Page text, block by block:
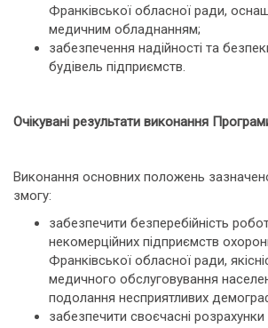
Франківської обласної ради,
медичним обладнанням;
забезпечення надійності та
будівель підприємств.
Очікувані результати виконання
Виконання основних положень
змогу:
забезпечити безперебійність
некомерційних підприємств
Франківської обласної ради,
медичного обслуговування
подолання несприятливих
забезпечити своєчасні